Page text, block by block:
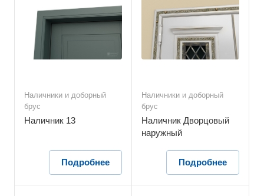
Наличники и доборный
брус
Наличник 13
Подробнее
Наличники и доборный
брус
Наличник Дворцовый
наружный
Подробнее